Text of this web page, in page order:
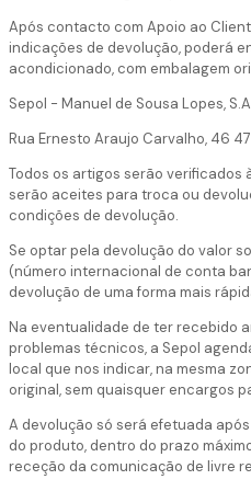
Após contacto com Apoio ao
indicações de devolução, poderá
acondicionado, com embalagem
Sepol - Manuel de Sousa Lopes, S.A
Rua Ernesto Araujo Carvalho, 46
Todos os artigos serão verificados
serão aceites para troca ou
condições de devolução.
Se optar pela devolução do valor
(número internacional de conta
devolução de uma forma mais
Na eventualidade de ter recebido
problemas técnicos, a Sepol
local que nos indicar, na mesma
original, sem quaisquer encargos
A devolução só será efetuada
do produto, dentro do prazo
receção da comunicação de livre